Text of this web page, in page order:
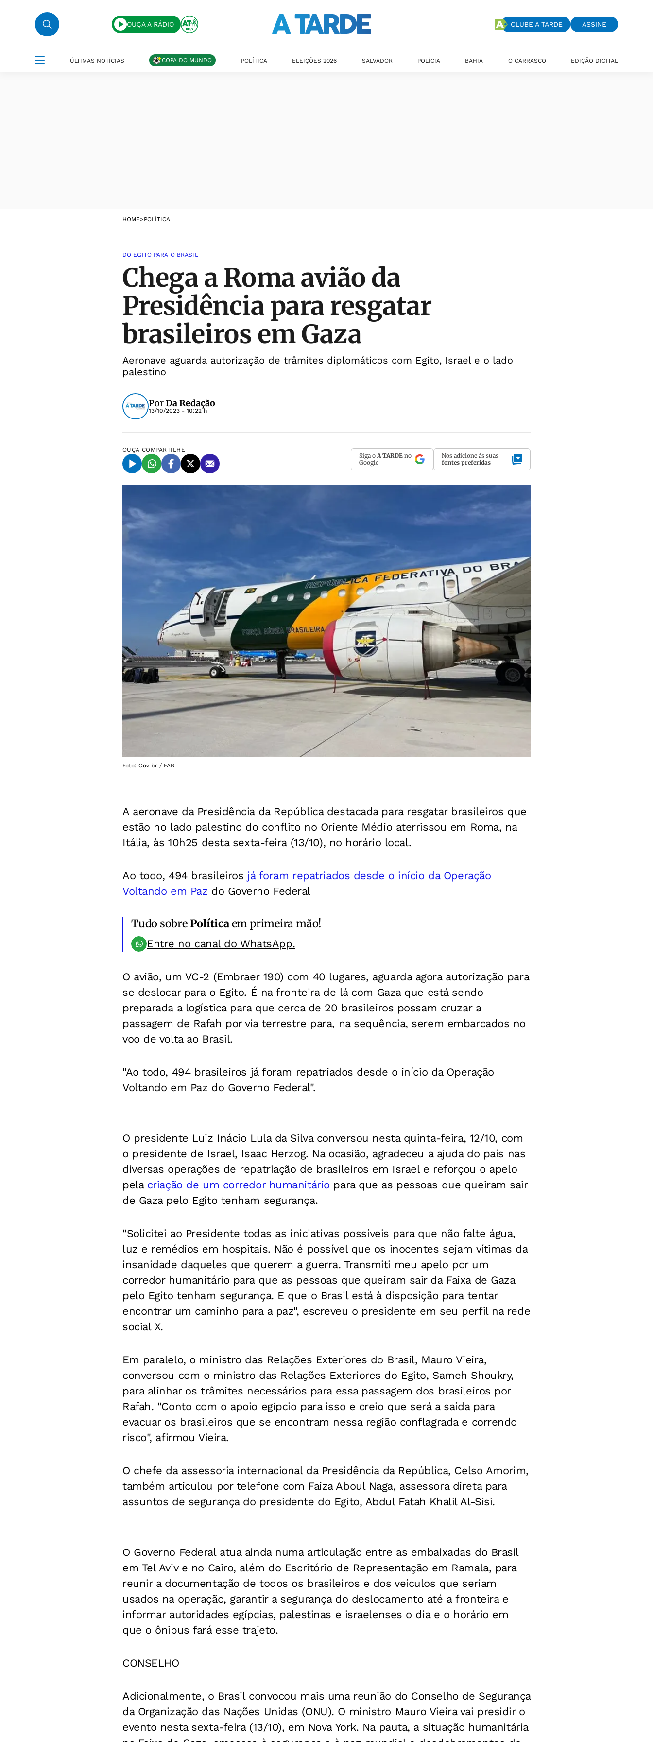
OUÇA A RÁDIO CLUBE A TARDE ASSINE
ÚLTIMAS NOTÍCIAS COPA DO MUNDO POLÍTICA ELEIÇÕES 2026 SALVADOR POLÍCIA BAHIA O CARRASCO EDIÇÃO DIGITAL
HOME>POLÍTICA
DO EGITO PARA O BRASIL
Chega a Roma avião da
Presidência para resgatar
brasileiros em Gaza
Aeronave aguarda autorização de trâmites diplomáticos com Egito, Israel e o lado
palestino
PorDa Redação
13/10/2023 - 10:22 h
OUÇA COMPARTILHE
Siga o A TARDE no
Google
Nos adicione às suas
fontes preferidas
Foto: Gov br / FAB
A aeronave da Presidência da República destacada para resgatar brasileiros que
estão no lado palestino do conflito no Oriente Médio aterrissou em Roma, na
Itália, às 10h25 desta sexta-feira (13/10), no horário local.
Ao todo, 494 brasileiros já foram repatriados desde o início da Operação
Voltando em Paz do Governo Federal
Tudo sobrePolíticaem primeira mão!
Entre no canal do WhatsApp.
O avião, um VC-2 (Embraer 190) com 40 lugares, aguarda agora autorização para
se deslocar para o Egito. É na fronteira de lá com Gaza que está sendo
preparada a logística para que cerca de 20 brasileiros possam cruzar a
passagem de Rafah por via terrestre para, na sequência, serem embarcados no
voo de volta ao Brasil.
"Ao todo, 494 brasileiros já foram repatriados desde o início da Operação
Voltando em Paz do Governo Federal".
O presidente Luiz Inácio Lula da Silva conversou nesta quinta-feira, 12/10, com
o presidente de Israel, Isaac Herzog. Na ocasião, agradeceu a ajuda do país nas
diversas operações de repatriação de brasileiros em Israel e reforçou o apelo
pela criação de um corredor humanitário para que as pessoas que queiram sair
de Gaza pelo Egito tenham segurança.
"Solicitei ao Presidente todas as iniciativas possíveis para que não falte água,
luz e remédios em hospitais. Não é possível que os inocentes sejam vítimas da
insanidade daqueles que querem a guerra. Transmiti meu apelo por um
corredor humanitário para que as pessoas que queiram sair da Faixa de Gaza
pelo Egito tenham segurança. E que o Brasil está à disposição para tentar
encontrar um caminho para a paz", escreveu o presidente em seu perfil na rede
social X.
Em paralelo, o ministro das Relações Exteriores do Brasil, Mauro Vieira,
conversou com o ministro das Relações Exteriores do Egito, Sameh Shoukry,
para alinhar os trâmites necessários para essa passagem dos brasileiros por
Rafah. "Conto com o apoio egípcio para isso e creio que será a saída para
evacuar os brasileiros que se encontram nessa região conflagrada e correndo
risco", afirmou Vieira.
O chefe da assessoria internacional da Presidência da República, Celso Amorim,
também articulou por telefone com Faiza Aboul Naga, assessora direta para
assuntos de segurança do presidente do Egito, Abdul Fatah Khalil Al-Sisi.
O Governo Federal atua ainda numa articulação entre as embaixadas do Brasil
em Tel Aviv e no Cairo, além do Escritório de Representação em Ramala, para
reunir a documentação de todos os brasileiros e dos veículos que seriam
usados na operação, garantir a segurança do deslocamento até a fronteira e
informar autoridades egípcias, palestinas e israelenses o dia e o horário em
que o ônibus fará esse trajeto.
CONSELHO
Adicionalmente, o Brasil convocou mais uma reunião do Conselho de Segurança
da Organização das Nações Unidas (ONU). O ministro Mauro Vieira vai presidir o
evento nesta sexta-feira (13/10), em Nova York. Na pauta, a situação humanitária